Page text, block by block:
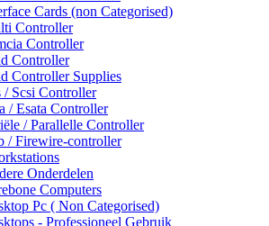
Cards (non Categorised)
Controller
Controller
Controller
Controller Supplies
/ Scsi Controller
/ Esata Controller
/ Parallelle Controller
/ Firewire-controller
Onderdelen
Computers
Pc ( Non Categorised)
- Professioneel Gebruik